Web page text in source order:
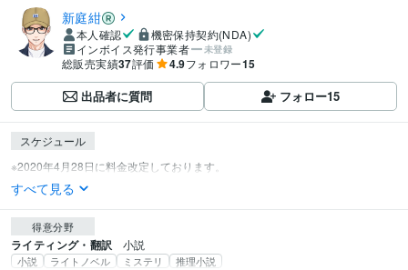
新庭紺
本人確認
機密保持契約(NDA)
インボイス発行事業者
未登録
総販売実績37評価 4.9フォロワー15
出品者に質問 フォロー15
スケジュール
すべて見る
得意分野
ライティング・翻訳 小説
小説 ライトノベル ミステリ 推理小説